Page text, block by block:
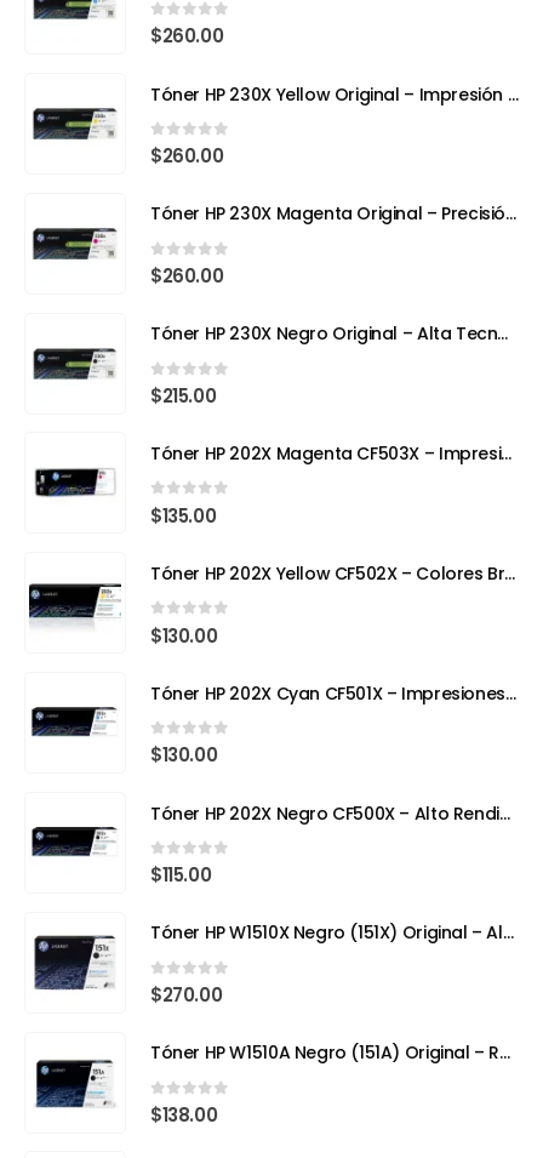
0out of 5
$260.00
Tóner HP 230X Yellow Original – Impresión Láser a Todo Color con Eficiencia y Precisión
0out of 5
$260.00
Tóner HP 230X Magenta Original – Precisión, Color y Tecnología Avanzada
0out of 5
$260.00
Tóner HP 230X Negro Original – Alta Tecnología, Máximo Rendimiento
0 out of 5
$215.00
Tóner HP 202X Magenta CF503X – Impresión con Color y Precisión Profesional
0out of 5
$135.00
Tóner HP 202X Yellow CF502X – Colores Brillantes, Calidad Profesional
0out of 5
$130.00
Tóner HP 202X Cyan CF501X – Impresiones Vivas y de Alta Precisión
0out of 5
$130.00
Tóner HP 202X Negro CF500X – Alto Rendimiento para Impresoras Láser a Color
0out of 5
$115.00
Tóner HP W1510X Negro (151X) Original – Alto Rendimiento para HP LaserJet Pro
0out of 5
$270.00
Tóner HP W1510A Negro (151A) Original – Rendimiento Eficiente para tu HP LaserJet Pro 4103fdw
0out of 5
$138.00